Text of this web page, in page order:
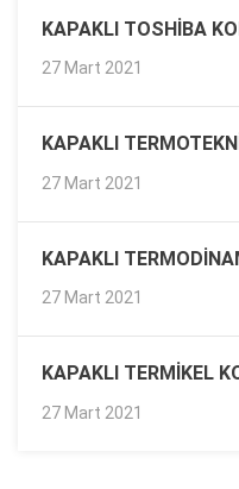
KAPAKLI TOSHIBA
27 Mart 2021
KAPAKLI
27 Mart 2021
KAPAKLI
27 Mart 2021
KAPAKLI TERMIKEL
27 Mart 2021